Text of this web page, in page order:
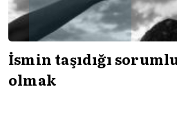
İsmin taşıdığı
olmak